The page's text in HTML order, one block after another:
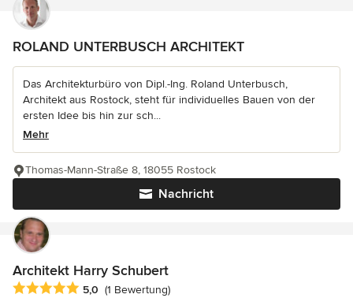
ROLAND UNTERBUSCH ARCHITEKT
Das Architekturbüro von Dipl.-Ing. Roland Unterbusch,
Architekt aus Rostock, steht für individuelles Bauen von der
ersten Idee bis hin zur sch...
Mehr
Nachricht
Thomas-Mann-Straße 8, 18055 Rostock
Architekt Harry Schubert
Durchschnittliche Bewertung: 5 von 5 Sternen
5,0 (1 Bewertung)